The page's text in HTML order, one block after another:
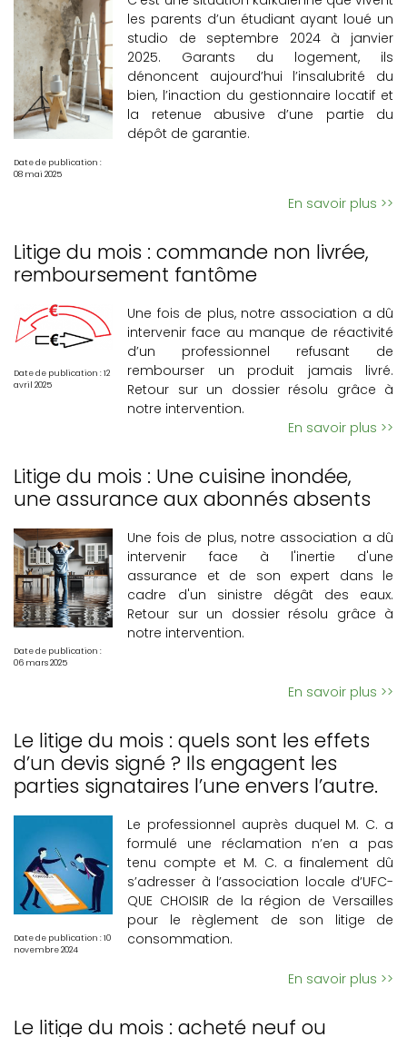
Date de publication :
08 mai 2025
les parents d’un étudiant ayant loué un
studio de septembre 2024 à janvier
2025. Garants du logement, ils
dénoncent aujourd’hui l’insalubrité du
bien, l’inaction du gestionnaire locatif et
la retenue abusive d’une partie du
dépôt de garantie.
En savoir plus >>
Litige du mois : commande non livrée,
remboursement fantôme
Date de publication : 12
avril 2025
Une fois de plus, notre association a dû
intervenir face au manque de réactivité
d’un professionnel refusant de
rembourser un produit jamais livré.
Retour sur un dossier résolu grâce à
notre intervention.
En savoir plus >>
Litige du mois : Une cuisine inondée,
une assurance aux abonnés absents
Date de publication :
06 mars 2025
Une fois de plus, notre association a dû
intervenir face à l'inertie d'une
assurance et de son expert dans le
cadre d'un sinistre dégât des eaux.
Retour sur un dossier résolu grâce à
notre intervention.
En savoir plus >>
Le litige du mois : quels sont les effets
d’un devis signé ? Ils engagent les
parties signataires l’une envers l’autre.
Date de publication : 10
novembre 2024
Le professionnel auprès duquel M. C. a
formulé une réclamation n’en a pas
tenu compte et M. C. a finalement dû
s’adresser à l’association locale d’UFC-
QUE CHOISIR de la région de Versailles
pour le règlement de son litige de
consommation.
En savoir plus >>
Le litige du mois : acheté neuf ou